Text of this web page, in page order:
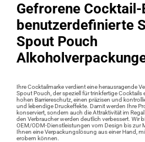
Gefrorene Cocktail-
benutzerdefinierte
Spout Pouch
Ihre Cocktailmarke verdient eine herausragende
Spout Pouch, der speziell für trinkfertige
hohen Barriereschutz, einen präzisen und
und lebendige Druckeffekte. Damit werden Ihre
konserviert, sondern auch die Attraktivität im
den Verbraucher werden deutlich verbessert. Wir
OEM/ODM-Dienstleistungen vom Design bis zur
Ihnen eine Verpackungslösung aus einer Hand,
erobern können.